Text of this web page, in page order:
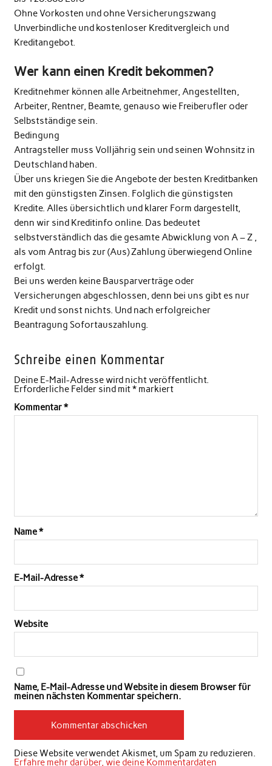
Ohne Vorkosten und ohne Versicherungszwang
Unverbindliche und kostenloser Kreditvergleich und
Kreditangebot.
Wer kann einen Kredit bekommen?
Kreditnehmer können alle Arbeitnehmer, Angestellten,
Arbeiter, Rentner, Beamte, genauso wie Freiberufler oder
Selbstständige sein.
Bedingung
Antragsteller muss Volljährig sein und seinen Wohnsitz in
Deutschland haben.
Über uns kriegen Sie die Angebote der besten Kreditbanken
mit den günstigsten Zinsen. Folglich die günstigsten
Kredite. Alles übersichtlich und klarer Form dargestellt,
denn wir sind Kreditinfo online. Das bedeutet
selbstverständlich das die gesamte Abwicklung von A – Z ,
als vom Antrag bis zur (Aus) Zahlung überwiegend Online
erfolgt.
Bei uns werden keine Bausparverträge oder
Versicherungen abgeschlossen, denn bei uns gibt es nur
Kredit und sonst nichts. Und nach erfolgreicher
Beantragung Sofortauszahlung.
Schreibe einen Kommentar
Deine E-Mail-Adresse wird nicht veröffentlicht.
Erforderliche Felder sind mit*markiert
Kommentar*
Name*
E-Mail-Adresse*
Website
Name, E-Mail-Adresse und Website in diesem Browser für
meinen nächsten Kommentar speichern.
Diese Website verwendet Akismet, um Spam zu reduzieren.
Erfahre mehr darüber, wie deine Kommentardaten